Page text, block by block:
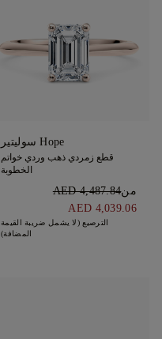
Hope سوليتير
قطع زمردي ذهب وردي خواتم
الخطوبة
منAED 4,487.84
AED 4,039.06
الترصيع (لا يشمل ضريبة القيمة
المضافة)